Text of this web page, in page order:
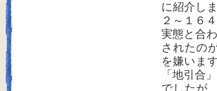
に紹介し
２～１６
実態と合
されたの
を嫌いま
「地引合
でしたが